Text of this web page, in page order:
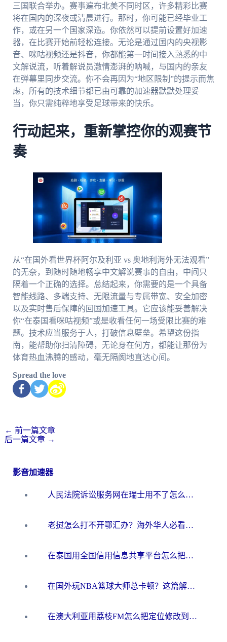
三国联合举办。赛事遍布北美不同时区，许多精彩比赛
将在国内的深夜或清晨进行。那时，你可能已经毕业工
作，或在另一个国家深造。你依然可以提前设置好加速
器，在比赛开始前轻松连接。无论是通过国内的央视影
音、咪咕视频还是抖音，你都能第一时间接入熟悉的中
文解说流，听着解说员激情澎湃的呐喊，与国内的亲友
在弹幕里同步交流。你不会再因为“地区限制”的提示而焦
虑，所有的技术细节都已由可靠的加速器默默处理妥
当，你只需纯粹地享受足球带来的快乐。
行动起来，重新掌控你的观赛节
奏
从“在国外看世界杯阿尔及利亚 vs 奥地利海外无法观看”
的无奈，到随时随地畅享中文解说赛事的自由，中间只
隔着一个正确的选择。总结起来，你需要的是一个具备
智能线路、多端支持、无限流量与专属带宽、安全加密
以及实时售后保障的回国加速工具。它应该能妥善解决
你“在泰国看咪咕视频”或是收看任何一场受限比赛的难
题。技术应当服务于人，打破信息壁垒。希望这份指
南，能帮助你扫清障碍，无论身在何方，都能让那份为
体育热血沸腾的感动，毫无隔阂地直达心间。
Spread the love
← 前一篇文章
后一篇文章 →
影音加速器
人民法院诉讼服务网在瑞士用不了怎么办？海外华人必备的回国加速指南
老挝怎么打不开鄂汇办？海外华人必看的回国加速全攻略（附欧洲杯小说流畅技巧）
在泰国用全国信用信息共享平台怎么把定位修改到中国国内？海外党解决国内服务访问难题的实用指南
在国外玩NBA篮球大师总卡顿？这篇解决你所有海外看国内内容的烦恼
在澳大利亚用荔枝FM怎么把定位修改到中国国内？海外华人必看的内容访问指南